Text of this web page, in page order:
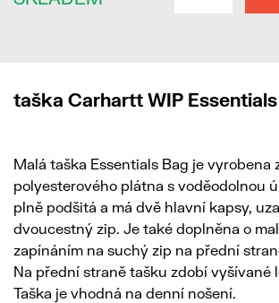
taška Carhartt WIP
Malá taška Essentials Bag je vyrobena
polyesterového plátna s voděodolnou
plně podšitá a má dvě hlavní kapsy,
dvoucestný zip. Je také doplněna o
zapínáním na suchý zip na přední
Na přední straně tašku zdobí vyšívané
Taška je vhodná na denní nošení.